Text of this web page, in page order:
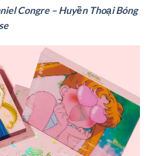
Congre – Huyền Thoại Bóng